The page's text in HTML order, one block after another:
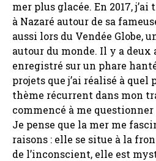
mer plus glacée. En 2017,
à Nazaré autour de sa
aussi lors du Vendée Globe,
autour du monde. Il y a deux
enregistré sur un phare
projets que j’ai réalisé à
thème récurrent dans mon
commencé à me
Je pense que la mer me
raisons : elle se situe à la
de l’inconscient, elle est